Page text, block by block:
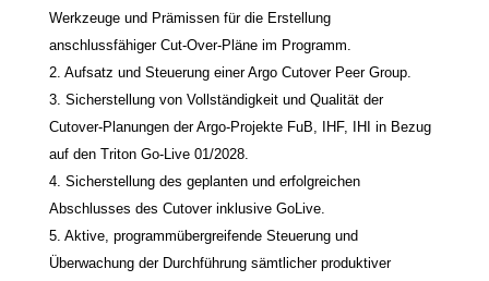
Werkzeuge und Prämissen für die Erstellung
anschlussfähiger Cut-Over-Pläne im Programm.
2. Aufsatz und Steuerung einer Argo Cutover Peer Group.
3. Sicherstellung von Vollständigkeit und Qualität der
Cutover-Planungen der Argo-Projekte FuB, IHF, IHI in Bezug
auf den Triton Go-Live 01/2028.
4. Sicherstellung des geplanten und erfolgreichen
Abschlusses des Cutover inklusive GoLive.
5. Aktive, programmübergreifende Steuerung und
Überwachung der Durchführung sämtlicher produktiver